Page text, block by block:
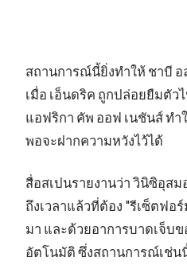
สถานการณ์นี้ยิ่งทำให้ ชาบี
เมื่อ เอ็นดริค ถูกปล่อยยืมตั
แอฟริกา คัพ ออฟ เนชันส์ ทำ
พอจะฝากความหวังไว้ได้
สื่อสเปนรายงานว่า วินิซิอุส
ถึงเวลาแล้วที่ต้อง "รีเซ็ตฟ
มา และด้วยอาการบาดเจ็บ
อัตโนมัติ ซึ่งสถานการณ์เช่น